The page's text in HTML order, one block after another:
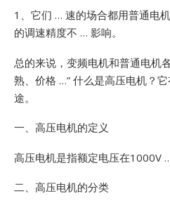
1、它们 … 速的场合都用普通电
的调速精度不 … 影响。
总的来说，变频电机和普通电机
熟、价格 …” 什么是高压电机？
途。
一、高压电机的定义
高压电机是指额定电压在1000V
二、高压电机的分类